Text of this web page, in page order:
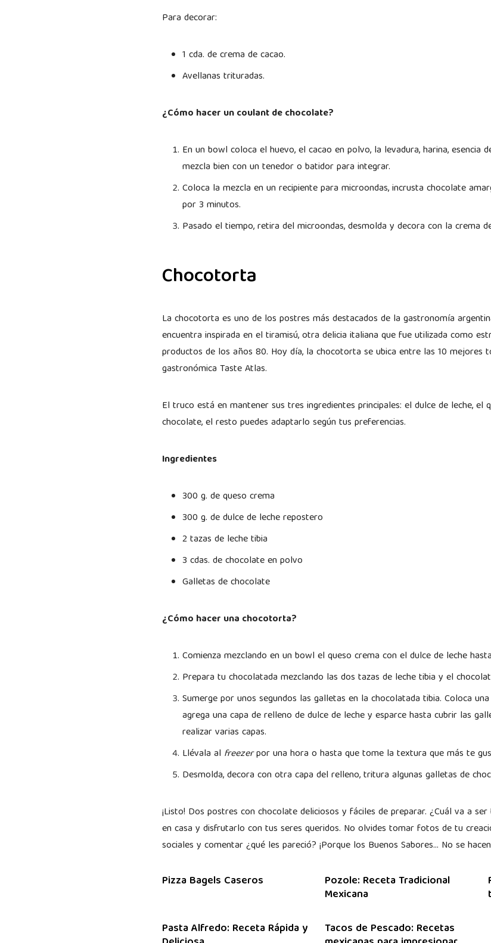
Para decorar:
1 cda. de crema de cacao.
Avellanas trituradas.
¿Cómo hacer un coulant de chocolate?
En un bowl coloca el huevo, el cacao en polvo, la levadura, harina, esencia
mezcla bien con un tenedor o batidor para integrar.
Coloca la mezcla en un recipiente para microondas, incrusta chocolate
por 3 minutos.
Pasado el tiempo, retira del microondas, desmolda y decora con la crema
Chocotorta
La chocotorta es uno de los postres más destacados de la gastronomía
encuentra inspirada en el tiramisú, otra delicia italiana que fue utilizada como
productos de los años 80. Hoy día, la chocotorta se ubica entre las 10 mejores
gastronómica Taste Atlas.
El truco está en mantener sus tres ingredientes principales: el dulce de leche, el
chocolate, el resto puedes adaptarlo según tus preferencias.
Ingredientes
300 g. de queso crema
300 g. de dulce de leche repostero
2 tazas de leche tibia
3 cdas. de chocolate en polvo
Galletas de chocolate
¿Cómo hacer una chocotorta?
Comienza mezclando en un bowl el queso crema con el dulce de leche
Prepara tu chocolatada mezclando las dos tazas de leche tibia y el
Sumerge por unos segundos las galletas en la chocolatada tibia. Coloca
agrega una capa de relleno de dulce de leche y esparce hasta cubrir las
realizar varias capas.
Llévala al freezerpor una hora o hasta que tome la textura que más te
Desmolda, decora con otra capa del relleno, tritura algunas galletas de
¡Listo! Dos postres con chocolate deliciosos y fáciles de preparar. ¿Cuál va a
en casa y disfrutarlo con tus seres queridos. No olvides tomar fotos de tu
sociales y comentar ¿qué les pareció? ¡Porque los Buenos Sabores… No se
Pizza Bagels Caseros Pozole: Receta Tradicional
Mexicana
Pasta Alfredo: Receta Rápida y
Tacos de Pescado: Recetas